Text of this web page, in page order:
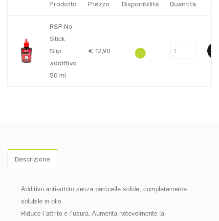
Prodotto Prezzo Disponibilità Quantità
RSP No
Stick
Slip
addittivo
50 ml
€ 12,90
Descrizione
Additivo anti-attrito senza particelle solide, completamente
solubile in olio.
Riduce l`attrito e l´usura. Aumenta notevolmente la